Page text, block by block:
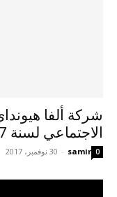
شركة ألفا
الاجتماعي لسنة 2017 بحملة ذات...
samir
- 30 نوفمبر، 2017 0